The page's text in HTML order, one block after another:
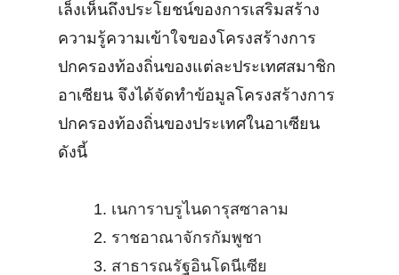
เล็งเห็นถึงประโยชน์ของการเสริมสร้าง
ความรู้ความเข้าใจของโครงสร้างการ
ปกครองท้องถิ่นของแต่ละประเทศสมาชิก
อาเซียน จึงได้จัดทำข้อมูลโครงสร้างการ
ปกครองท้องถิ่นของประเทศในอาเซียน
ดังนี้
1. เนการาบรูไนดารุสซาลาม
2. ราชอาณาจักรกัมพูชา
3. สาธารณรัฐอินโดนีเซีย